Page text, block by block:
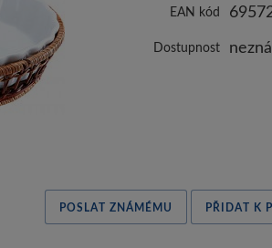
EAN kód
Dostupnost
POSLAT ZNÁMÉMU PŘIDAT K